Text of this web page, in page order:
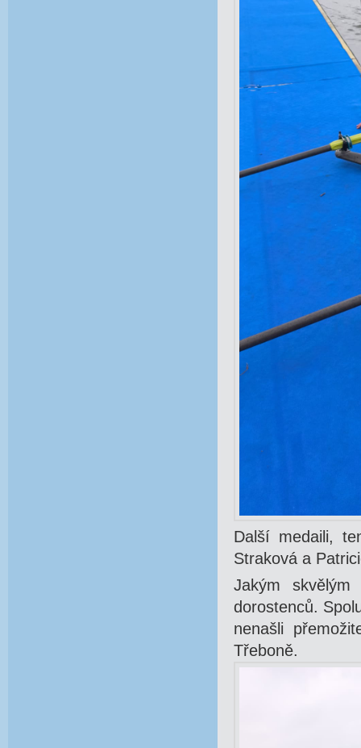
Další medaili,
Straková a
Jakým
dorostenců.
nenašli
Třeboně.